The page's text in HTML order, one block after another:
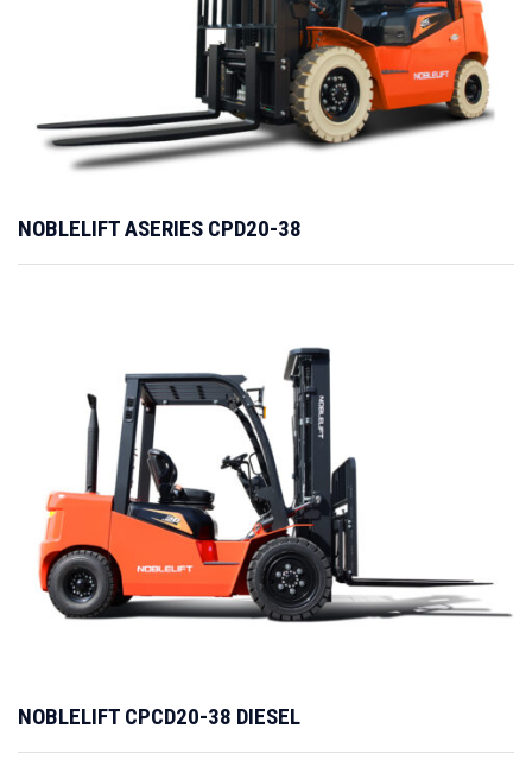
NOBLELIFT ASERIES CPD20-38
NOBLELIFT CPCD20-38 DIESEL